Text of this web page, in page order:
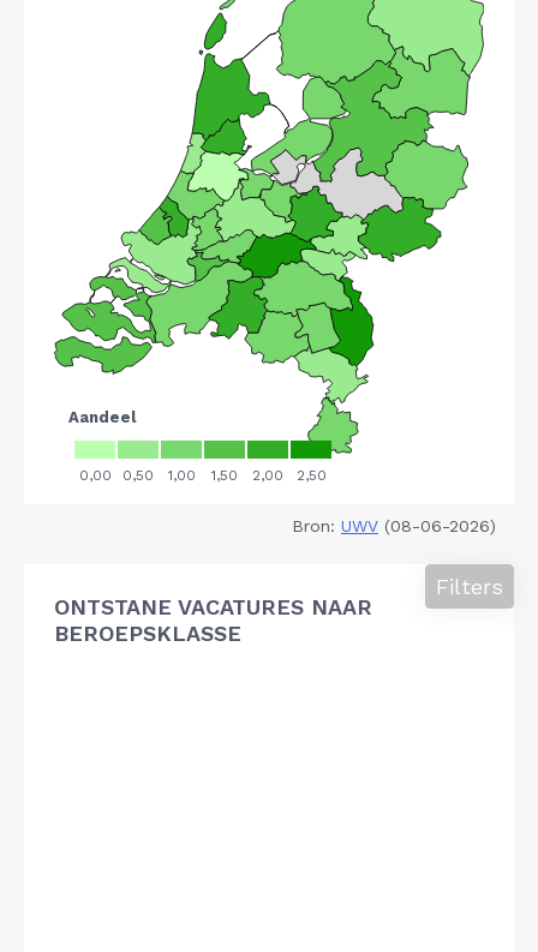
Bron: UWV (08-06-2026)
ONTSTANE VACATURES NAAR
BEROEPSKLASSE
Filters